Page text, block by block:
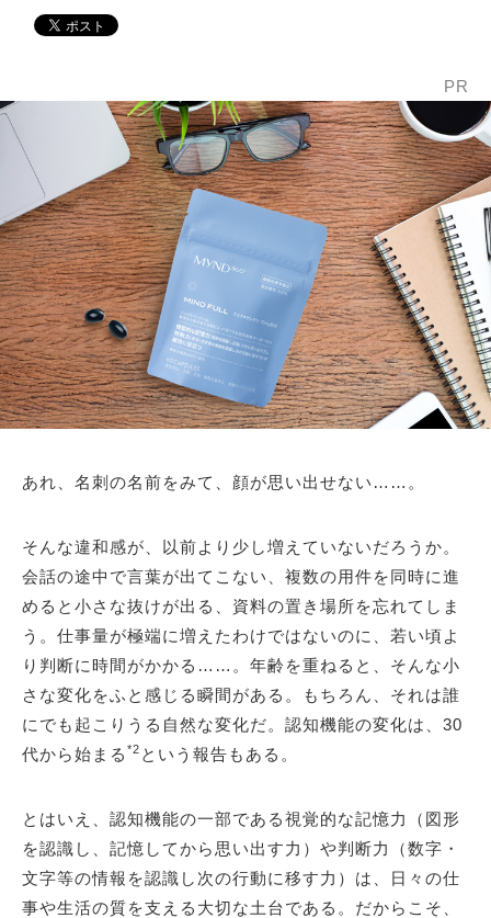
PR
あれ、名刺の名前をみて、顔が思い出せない……。
そんな違和感が、以前より少し増えていないだろうか。
会話の途中で言葉が出てこない、複数の用件を同時に進
めると小さな抜けが出る、資料の置き場所を忘れてしま
う。仕事量が極端に増えたわけではないのに、若い頃よ
り判断に時間がかかる……。年齢を重ねると、そんな小
さな変化をふと感じる瞬間がある。もちろん、それは誰
にでも起こりうる自然な変化だ。認知機能の変化は、30
代から始まる *2 という報告もある。
とはいえ、認知機能の一部である視覚的な記憶力（図形
を認識し、記憶してから思い出す力）や判断力（数字・
文字等の情報を認識し次の行動に移す力）は、日々の仕
事や生活の質を支える大切な土台である。だからこそ、